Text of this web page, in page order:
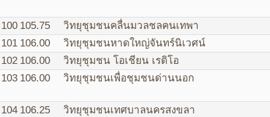
100 105.75
วิทยุชุมชนคลื่นมวลชลคนเทพา
101 106.00
วิทยุชุมชนหาดใหญ่จันทร์นิเวศน์
102 106.00
วิทยุชุมชน โอเชียน เรดิโอ
103 106.00 วิทยุชุมชนเพื่อชุมชนด่านนอก
104 106.25 วิทยุชุมชนเทศบาลนครสงขลา